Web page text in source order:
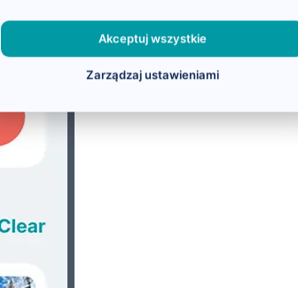
Akceptuj wszystkie
Zarządzaj ustawieniami